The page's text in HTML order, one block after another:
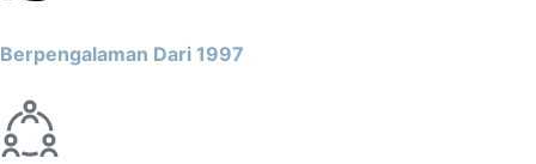
Berpengalaman Dari 1997